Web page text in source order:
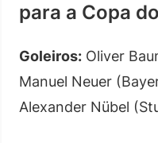
para a Copa
Goleiros: Oliver
Manuel Neuer
Alexander Nübel